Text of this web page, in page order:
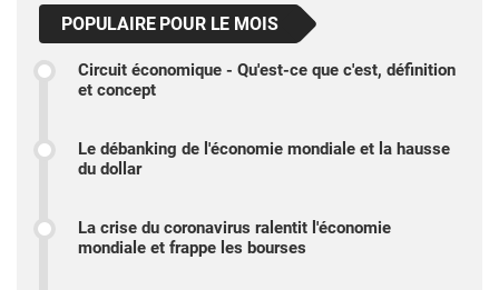
POPULAIRE POUR LE MOIS
Circuit économique - Qu'est-ce que c'est, définition
et concept
Le débanking de l'économie mondiale et la hausse
du dollar
La crise du coronavirus ralentit l'économie
mondiale et frappe les bourses